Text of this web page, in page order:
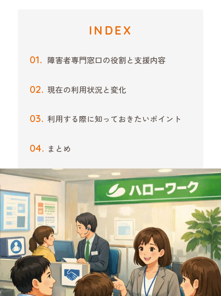
INDEX
障害者専門窓口の役割と支援内容
現在の利用状況と変化
利用する際に知っておきたいポイント
まとめ